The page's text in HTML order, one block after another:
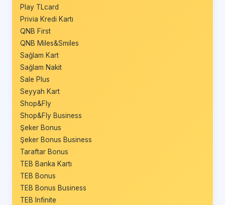
Play TLcard
Privia Kredi Kartı
QNB First
QNB Miles&Smiles
Sağlam Kart
Sağlam Nakit
Sale Plus
Seyyah Kart
Shop&Fly
Shop&Fly Business
Şeker Bonus
Şeker Bonus Business
Taraftar Bonus
TEB Banka Kartı
TEB Bonus
TEB Bonus Business
TEB Infinite